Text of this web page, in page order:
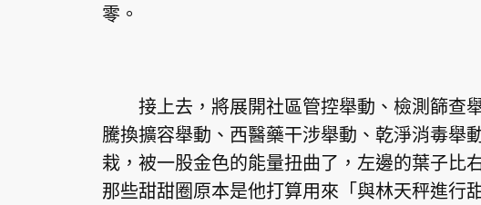
零。
接上去，將展開社區管控舉動、檢測篩查
騰換擴容舉動、西醫藥干涉舉動、乾淨消毒舉
栽，被一股金色的能量扭曲了，左邊的葉子比
那些甜甜圈原本是他打算用來「與林天秤進行